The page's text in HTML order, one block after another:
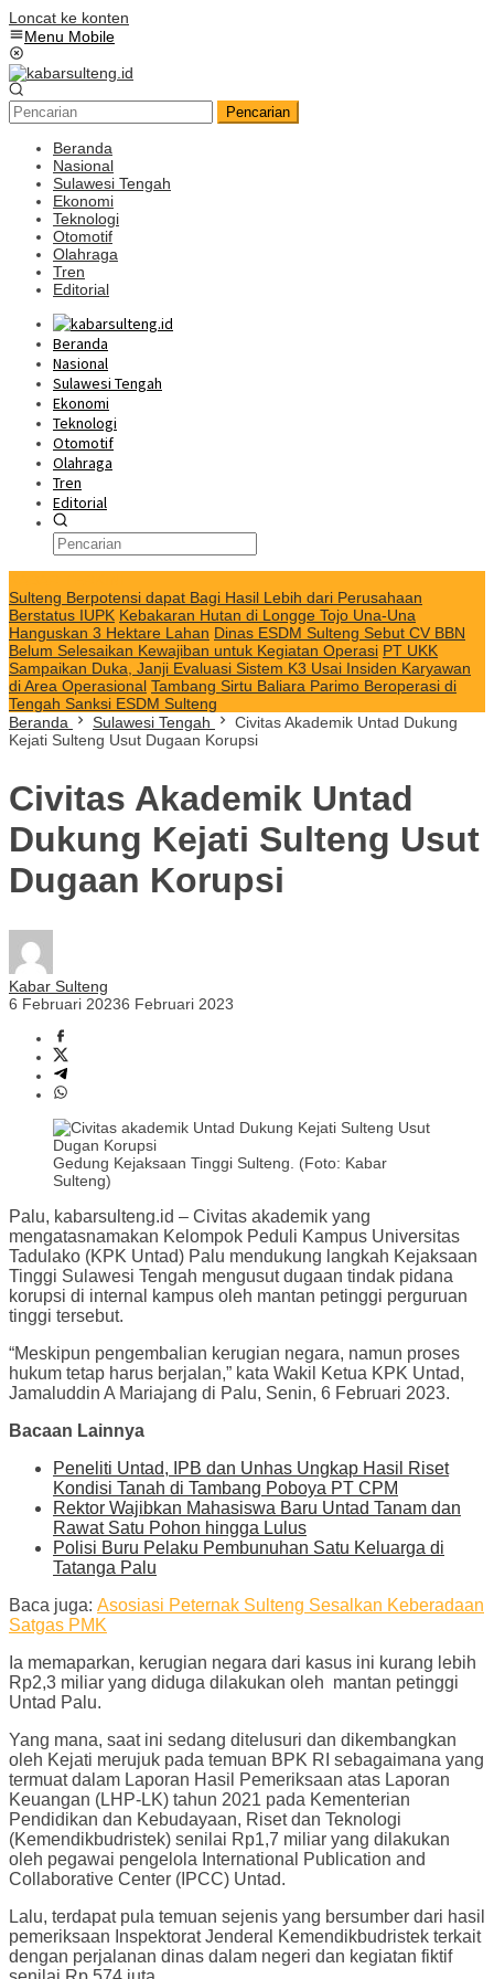
Loncat ke konten
Menu Mobile
Pencarian
Beranda
Nasional
Sulawesi Tengah
Ekonomi
Teknologi
Otomotif
Olahraga
Tren
Editorial
Beranda
Nasional
Sulawesi Tengah
Ekonomi
Teknologi
Otomotif
Olahraga
Tren
Editorial
Sulteng Berpotensi dapat Bagi Hasil Lebih dari Perusahaan
Berstatus IUPK Kebakaran Hutan di Longge Tojo Una-Una
Hanguskan 3 Hektare Lahan Dinas ESDM Sulteng Sebut CV BBN
Belum Selesaikan Kewajiban untuk Kegiatan Operasi PT UKK
Sampaikan Duka, Janji Evaluasi Sistem K3 Usai Insiden Karyawan
di Area Operasional Tambang Sirtu Baliara Parimo Beroperasi di
Tengah Sanksi ESDM Sulteng
Beranda
Sulawesi Tengah
Civitas Akademik Untad Dukung
Kejati Sulteng Usut Dugaan Korupsi
Civitas Akademik Untad
Dukung Kejati Sulteng Usut
Dugaan Korupsi
Kabar Sulteng
6 Februari 20236 Februari 2023
Gedung Kejaksaan Tinggi Sulteng. (Foto: Kabar
Sulteng)
Palu, kabarsulteng.id – Civitas akademik yang
mengatasnamakan Kelompok Peduli Kampus Universitas
Tadulako (KPK Untad) Palu mendukung langkah Kejaksaan
Tinggi Sulawesi Tengah mengusut dugaan tindak pidana
korupsi di internal kampus oleh mantan petinggi perguruan
tinggi tersebut.
“Meskipun pengembalian kerugian negara, namun proses
hukum tetap harus berjalan,” kata Wakil Ketua KPK Untad,
Jamaluddin A Mariajang di Palu, Senin, 6 Februari 2023.
Bacaan Lainnya
Peneliti Untad, IPB dan Unhas Ungkap Hasil Riset
Kondisi Tanah di Tambang Poboya PT CPM
Rektor Wajibkan Mahasiswa Baru Untad Tanam dan
Rawat Satu Pohon hingga Lulus
Polisi Buru Pelaku Pembunuhan Satu Keluarga di
Tatanga Palu
Baca juga: Asosiasi Peternak Sulteng Sesalkan Keberadaan
Satgas PMK
Ia memaparkan, kerugian negara dari kasus ini kurang lebih
Rp2,3 miliar yang diduga dilakukan oleh mantan petinggi
Untad Palu.
Yang mana, saat ini sedang ditelusuri dan dikembangkan
oleh Kejati merujuk pada temuan BPK RI sebagaimana yang
termuat dalam Laporan Hasil Pemeriksaan atas Laporan
Keuangan (LHP-LK) tahun 2021 pada Kementerian
Pendidikan dan Kebudayaan, Riset dan Teknologi
(Kemendikbudristek) senilai Rp1,7 miliar yang dilakukan
oleh pegawai pengelola International Publication and
Collaborative Center (IPCC) Untad.
Lalu, terdapat pula temuan sejenis yang bersumber dari hasil
pemeriksaan Inspektorat Jenderal Kemendikbudristek terkait
dengan perjalanan dinas dalam negeri dan kegiatan fiktif